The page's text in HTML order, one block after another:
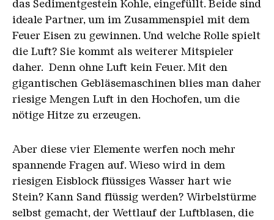
das Sedimentgestein Kohle, eingefüllt. Beide sind
ideale Partner, um im Zusammenspiel mit dem
Feuer Eisen zu gewinnen. Und welche Rolle spielt
die Luft? Sie kommt als weiterer Mitspieler
daher. Denn ohne Luft kein Feuer. Mit den
gigantischen Gebläsemaschinen blies man daher
riesige Mengen Luft in den Hochofen, um die
nötige Hitze zu erzeugen.
Aber diese vier Elemente werfen noch mehr
spannende Fragen auf. Wieso wird in dem
riesigen Eisblock flüssiges Wasser hart wie
Stein? Kann Sand flüssig werden? Wirbelstürme
selbst gemacht, der Wettlauf der Luftblasen, die